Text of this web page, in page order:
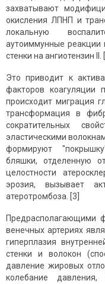
захватывают
окисления ЛПНП и
локальную
аутоиммунные
стенки на ангиотензин II.
Это приводит к
факторов коагуляции
происходит миграция
трансформация в
сократительных
эластическими
формируют
бляшки, отделенную
целостности
эрозия, вызывает
атеротромбоза. [3]
Предрасполагающими
венечных артериях
гиперплазия
стенки и волокон
давление жировых
колебание